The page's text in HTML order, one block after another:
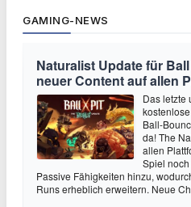
GAMING-NEWS
Naturalist Update für
neuer Content auf allen
Das letzte
Ball-
da! The
allen
Spiel
Passive Fähigkeiten hinzu,
Runs erheblich erweitern. Neue